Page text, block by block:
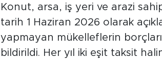
Konut, arsa, iş yeri ve arazi
tarih 1 Haziran 2026 olarak
yapmayan mükelleflerin
bildirildi. Her yıl iki eşit taksit